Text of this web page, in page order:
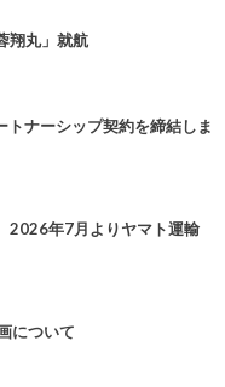
翔丸」就航
ナーシップ契約を締結しま
2026年7月よりヤマト運輸
について